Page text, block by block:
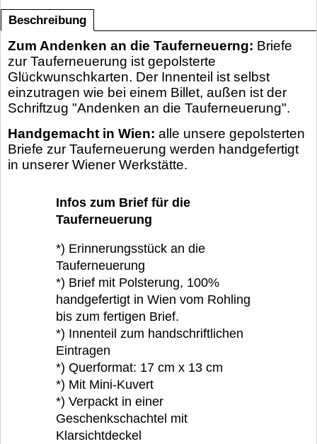
Beschreibung
Zum Andenken an die Tauferneuerng: Briefe
zur Tauferneuerung ist gepolsterte
Glückwunschkarten. Der Innenteil ist selbst
einzutragen wie bei einem Billet, außen ist der
Schriftzug "Andenken an die Tauferneuerung".
Handgemacht in Wien: alle unsere gepolsterten
Briefe zur Tauferneuerung werden handgefertigt
in unserer Wiener Werkstätte.
Infos zum Brief für die
Tauferneuerung
*) Erinnerungsstück an die
Tauferneuerung
*) Brief mit Polsterung, 100%
handgefertigt in Wien vom Rohling
bis zum fertigen Brief.
*) Innenteil zum handschriftlichen
Eintragen
*) Querformat: 17 cm x 13 cm
*) Mit Mini-Kuvert
*) Verpackt in einer
Geschenkschachtel mit
Klarsichtdeckel